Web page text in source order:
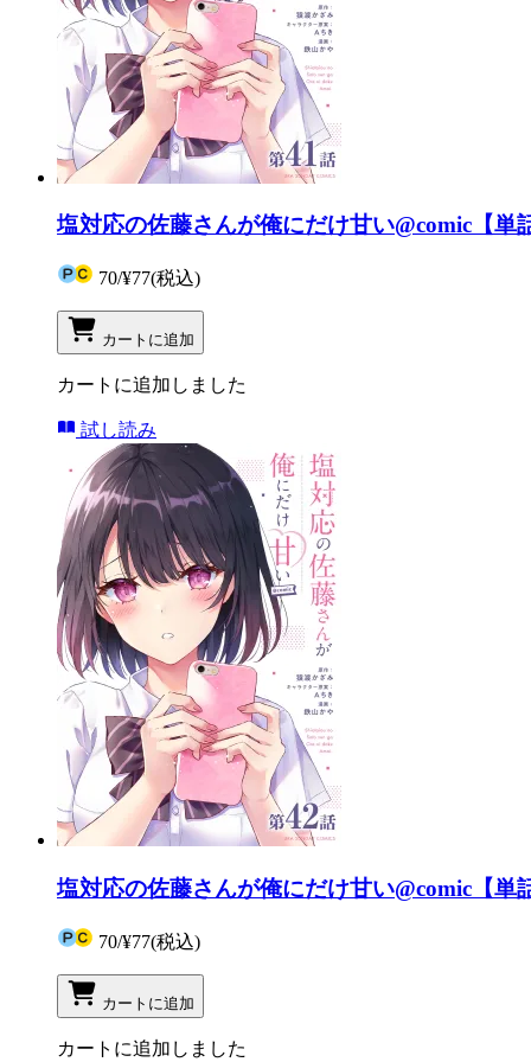
塩対応の佐藤さんが俺にだけ甘い@comic【単
70/¥77(税込)
カートに追加
カートに追加しました
試し読み
塩対応の佐藤さんが俺にだけ甘い@comic【単
70/¥77(税込)
カートに追加
カートに追加しました